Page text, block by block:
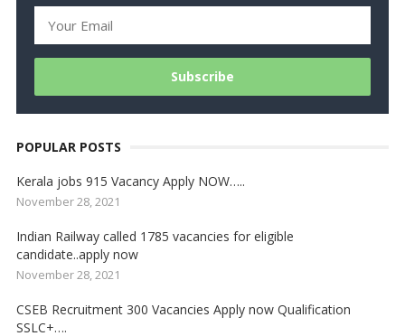
POPULAR POSTS
Kerala jobs 915 Vacancy Apply NOW…..
November 28, 2021
Indian Railway called 1785 vacancies for eligible
candidate..apply now
November 28, 2021
CSEB Recruitment 300 Vacancies Apply now Qualification
SSLC+….